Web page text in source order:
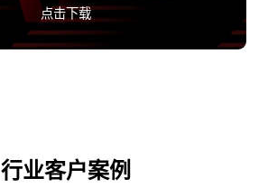
点击下载
行业客户案例